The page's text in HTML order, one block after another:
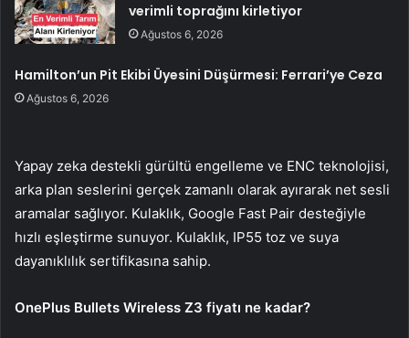
verimli toprağını kirletiyor
Ağustos 6, 2026
Hamilton’un Pit Ekibi Üyesini Düşürmesi: Ferrari’ye Ceza
Ağustos 6, 2026
Yapay zeka destekli gürültü engelleme ve ENC teknolojisi,
arka plan seslerini gerçek zamanlı olarak ayırarak net sesli
aramalar sağlıyor. Kulaklık, Google Fast Pair desteğiyle
hızlı eşleştirme sunuyor. Kulaklık, IP55 toz ve suya
dayanıklılık sertifikasına sahip.
OnePlus Bullets Wireless Z3 fiyatı ne kadar?